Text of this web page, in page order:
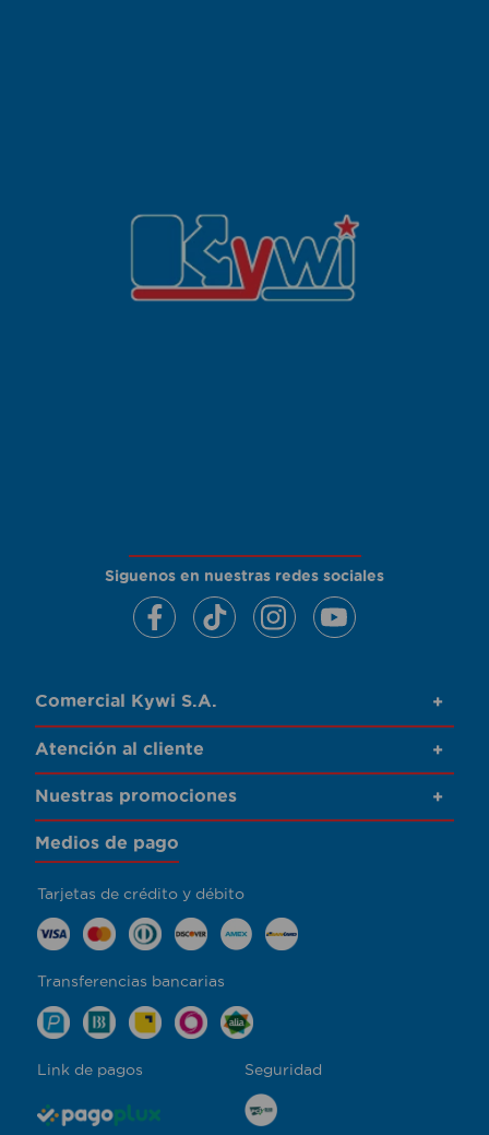
Siguenos en nuestras redes sociales
Comercial Kywi S.A. +
Atención al cliente +
Nuestras promociones +
Medios de pago
Tarjetas de crédito y débito
Transferencias bancarias
Link de pagos Seguridad